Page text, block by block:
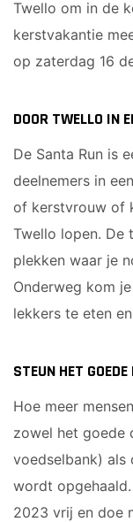
Twello om in de
kerstvakantie
op zaterdag 16
DOOR TWELLO IN
De Santa Run is
deelnemers in
of kerstvrouw of
Twello lopen. De
plekken waar je
Onderweg kom
lekkers te eten
STEUN HET GOEDE
Hoe meer
zowel het goede
voedselbank) als
wordt
2023 vrij en doe